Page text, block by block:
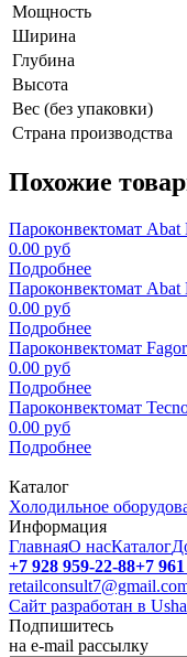
Мощность
Ширина
Глубина
Высота
Вес (без упаковки)
Страна производства
Похожие
Пароконвектомат
0.00 руб
Подробнее
Пароконвектомат
0.00 руб
Подробнее
Пароконвектомат
0.00 руб
Подробнее
Пароконвектомат
0.00 руб
Подробнее
Каталог
Холодильное
Информация
ГлавнаяО насКаталог
+7 928 959-22-88+7
Сайт разработан в
Подпишитесь
на e-mail рассылку